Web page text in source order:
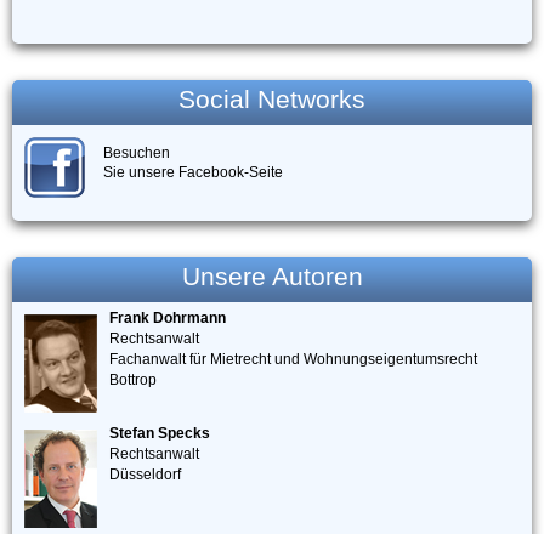
Social Networks
Besuchen
Sie unsere Facebook-Seite
Unsere Autoren
Frank Dohrmann
Rechtsanwalt
Fachanwalt für Mietrecht und Wohnungseigentumsrecht
Bottrop
Stefan Specks
Rechtsanwalt
Düsseldorf